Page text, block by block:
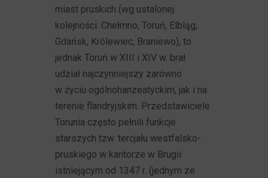
miast pruskich (wg ustalonej
kolejności: Chełmno, Toruń, Elbląg,
Gdańsk, Królewiec, Braniewo), to
jednak Toruń w XIII i XIV w. brał
udział najczynniejszy zarówno
w życiu ogólnohanzeatyckim, jak i na
terenie flandryjskim. Przedstawiciele
Torunia często pełnili funkcje
starszych tzw. tercjału westfalsko-
pruskiego w kantorze w Brugii
istniejącym od 1347 r. (jednym ze